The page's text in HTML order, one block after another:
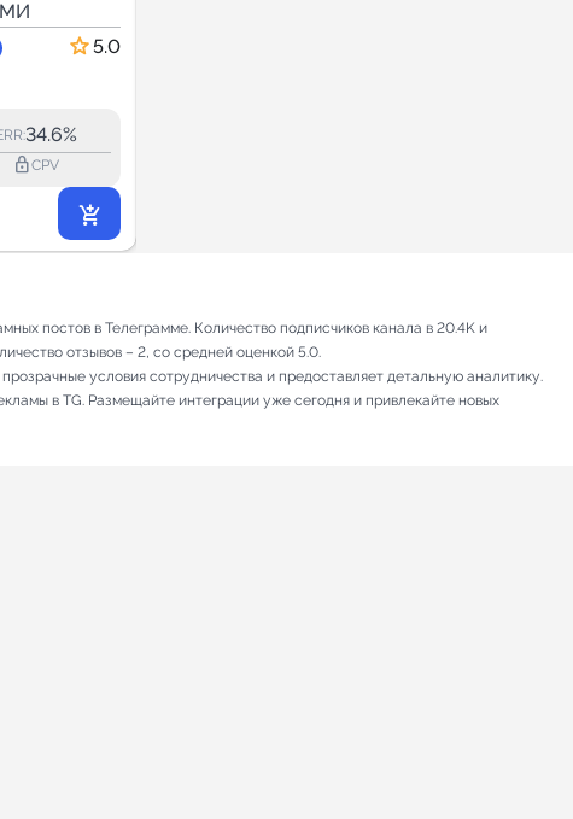
5.0
34.6%
lock_outlineCPV
постов в Телеграмме. Количество подписчиков канала в 20.4K и
отзывов – 2, со средней оценкой 5.0.
условия сотрудничества и предоставляет детальную аналитику.
в TG. Размещайте интеграции уже сегодня и привлекайте новых